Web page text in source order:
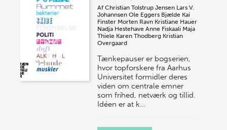
AfChristian Tolstrup Jensen Lars V.
Johannsen Ole Eggers Bjælde Kai
Finster Morten Ravn Kristiane Hauer
Nadja Hestehave Anne Fiskaali Maja
Thiele Karen Thodberg Kristian
Overgaard
Tænkepauser er bogserien,
hvor topforskere fra Aarhus
Universitet formidler deres
viden om centrale emner
som frihed, netværk og tillid.
Idéen er at k…